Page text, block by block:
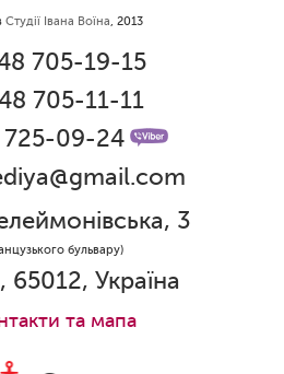
Студії Івана Воїна, 2013
705-19-15
705-11-11
09-24
3
бульвару)
Україна
та мапа